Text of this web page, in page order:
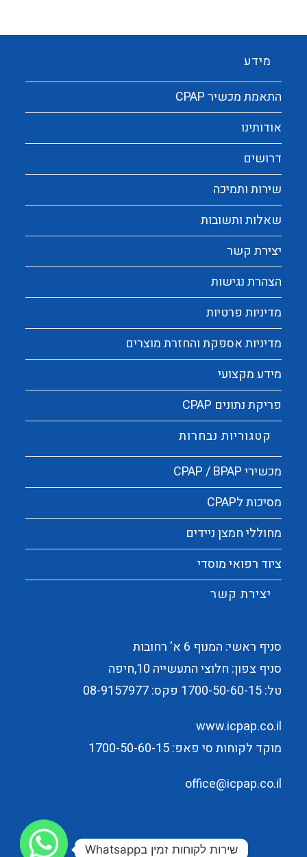
מידע
התאמת מכשיר CPAP
אודותינו
דרושים
שירות ותמיכה
שאלות ותשובות
יצירת קשר
הצהרת נגישות
מדיניות פרטיות
מדיניות אספקת והחזרת מוצרים
מידע מקצועי
פריקת נתונים CPAP
קטגוריות נבחרות
מכשירי CPAP / BPAP
מסיכות לCPAP
מחוללי חמצן ניידים
ציוד רפואי מוסדי
יצירת קשר
סניף ראשי: המנוף 6 א' רחובות
סניף צפון: חלוצי התעשייה 10,חיפה
טל:1700-50-60-15 פקס: 08-9157977
www.icpap.co.il
מוקד לקוחות סי פאפ: 1700-50-60-15
office@icpap.co.il
שירות לקוחות זמין בWhatsapp